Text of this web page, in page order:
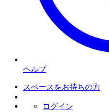
ヘルプ
スペースをお持ちの方
ログイン